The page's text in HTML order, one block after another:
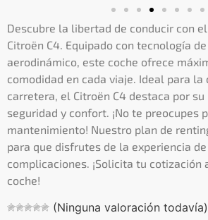
Descubre la libertad de conducir con
Citroën C4. Equipado con tecnología
aerodinámico, este coche ofrece
comodidad en cada viaje. Ideal para la
carretera, el Citroën C4 destaca por su
seguridad y confort. ¡No te preocupes
mantenimiento! Nuestro plan de
para que disfrutes de la experiencia
complicaciones. ¡Solicita tu cotización
coche!
(Ninguna valoración todavía)